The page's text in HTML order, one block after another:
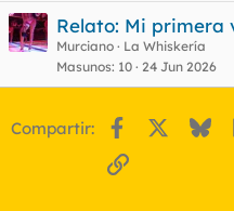
Relato: Mi primera
Murciano
La Whiskería
Masunos 10 24 Jun 2026
Compartir: Facebook
Enlace